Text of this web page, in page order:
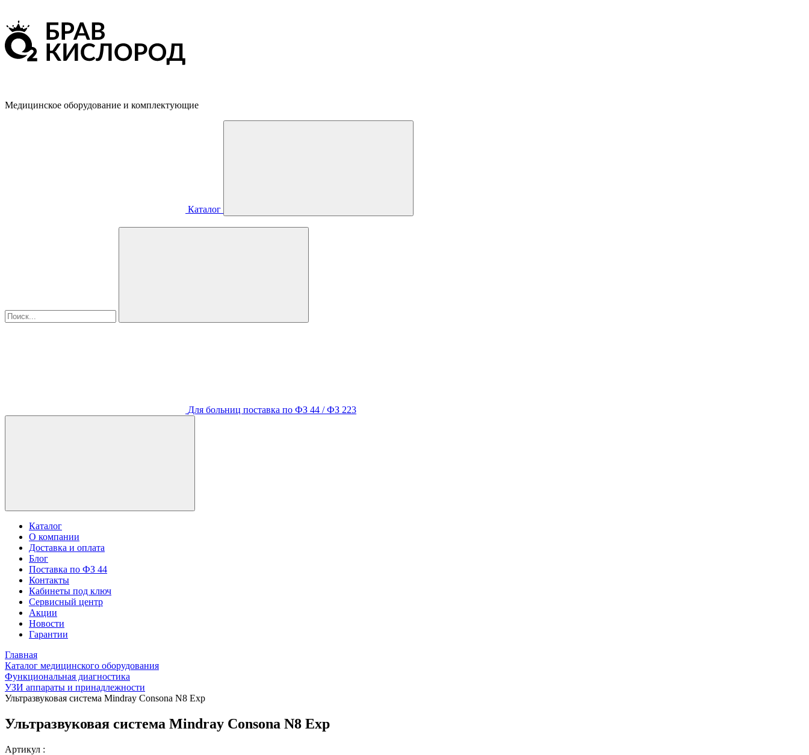
Медицинское оборудование и комплектующие
Каталог
Для больниц поставка по ФЗ 44 / ФЗ 223
Каталог
О компании
Доставка и оплата
Блог
Поставка по ФЗ 44
Контакты
Кабинеты под ключ
Сервисный центр
Акции
Новости
Гарантии
Главная
Каталог медицинского оборудования
Функциональная диагностика
УЗИ аппараты и принадлежности
Ультразвуковая система Mindray Consona N8 Exp
Ультразвуковая система Mindray Consona N8 Exp
Артикул :